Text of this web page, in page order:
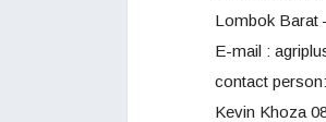
Lombok Barat
E-mail :
contact person:
Kevin Khoza